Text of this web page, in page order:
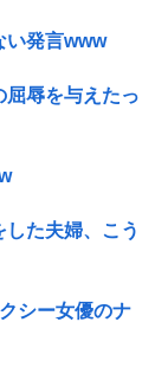
い発言www
屈辱を与えたっ
した夫婦、こう
シー女優のナ